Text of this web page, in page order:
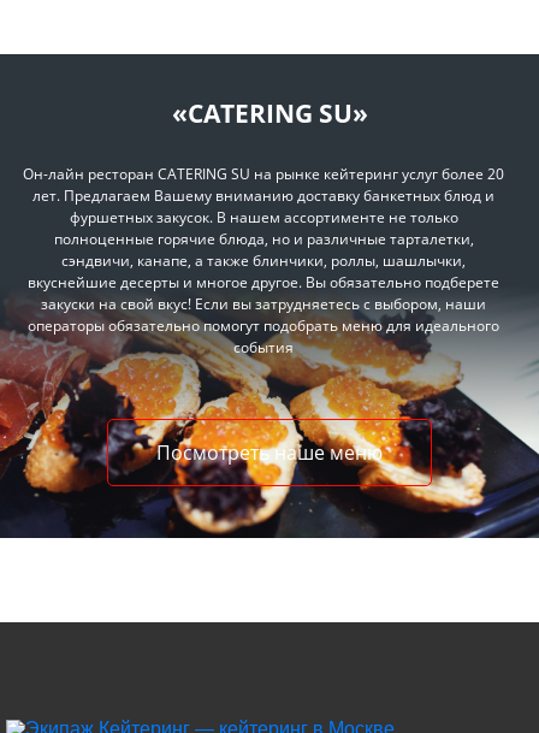
«CATERING SU»
Он-лайн ресторан CATERING SU на рынке кейтеринг услуг более 20
лет. Предлагаем Вашему вниманию доставку банкетных блюд и
фуршетных закусок. В нашем ассортименте не только
полноценные горячие блюда, но и различные тарталетки,
сэндвичи, канапе, а также блинчики, роллы, шашлычки,
вкуснейшие десерты и многое другое. Вы обязательно подберете
закуски на свой вкус! Если вы затрудняетесь с выбором, наши
операторы обязательно помогут подобрать меню для идеального
события
Посмотреть наше меню